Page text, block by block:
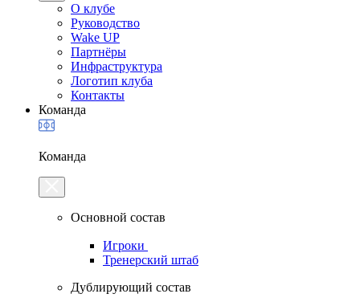
О клубе
Руководство
Wake UP
Партнёры
Инфраструктура
Логотип клуба
Контакты
Команда
Команда
Основной состав
Игроки
Тренерский штаб
Дублирующий состав